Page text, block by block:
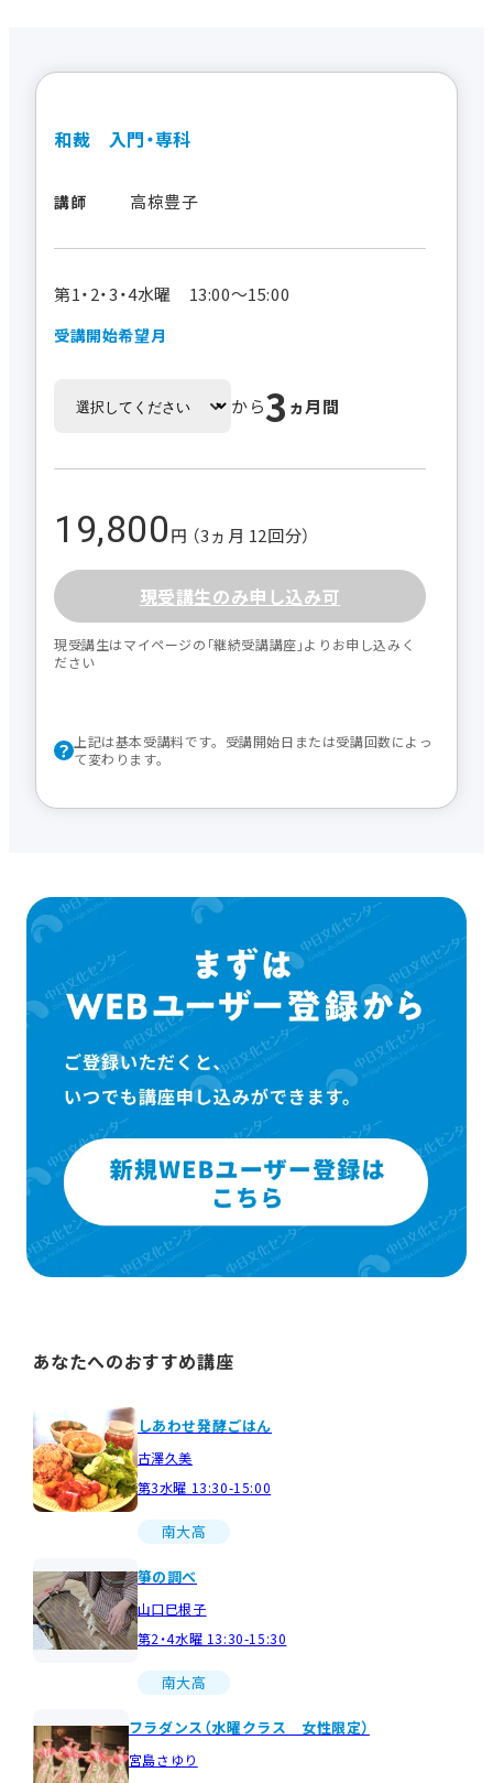
和裁 入門・専科
講師 高椋豊子
第1・2・3・4水曜 13:00～15:00
受講開始希望月
から3 ヵ月間
19,800円 （3ヵ月 12回分）
現受講生のみ申し込み可
現受講生はマイページの｢継続受講講座｣よりお申し込みく
ださい
上記は基本受講料です。受講開始日または受講回数によっ
て変わります。
あなたへのおすすめ講座
しあわせ発酵ごはん
古澤久美
第3水曜 13:30-15:00
南大高
箏の調べ
山口巳根子
第2・4水曜 13:30-15:30
南大高
フラダンス（水曜クラス 女性限定）
宮島さゆり